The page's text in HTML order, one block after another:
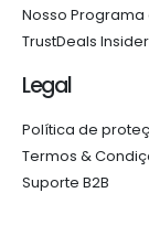
Nosso
TrustDeals Insider
Legal
Política de
Termos &
Suporte B2B